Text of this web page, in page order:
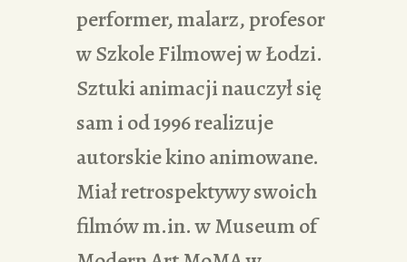
performer, malarz, profesor
w Szkole Filmowej w Łodzi.
Sztuki animacji nauczył się
sam i od 1996 realizuje
autorskie kino animowane.
Miał retrospektywy swoich
filmów m.in. w Museum of